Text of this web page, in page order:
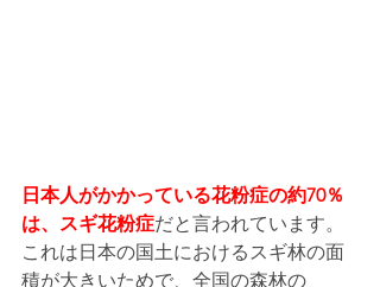
日本人がかかっている花粉症の約70％
は、スギ花粉症だと言われています。
これは日本の国土におけるスギ林の面
積が大きいためで、全国の森林の